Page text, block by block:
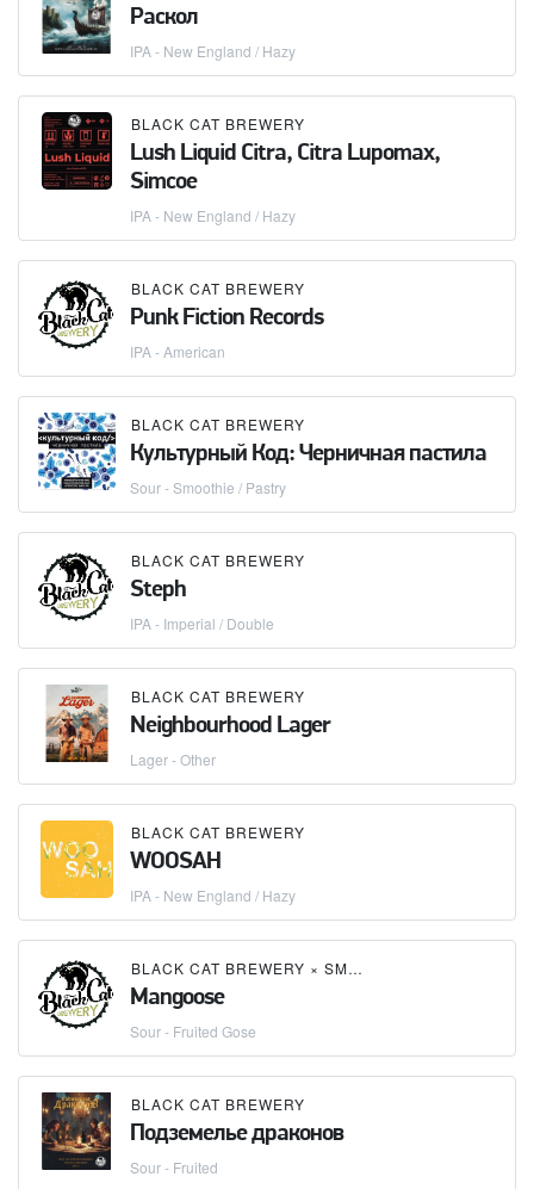
Раскол
IPA - New England / Hazy
BLACK CAT BREWERY
Lush Liquid Citra, Citra Lupomax,
Simcoe
IPA - New England / Hazy
BLACK CAT BREWERY
Punk Fiction Records
IPA - American
BLACK CAT BREWERY
Культурный Код: Черничная пастила
Sour - Smoothie / Pastry
BLACK CAT BREWERY
Steph
IPA - Imperial / Double
BLACK CAT BREWERY
Neighbourhood Lager
Lager - Other
BLACK CAT BREWERY
WOOSAH
IPA - New England / Hazy
BLACK CAT BREWERY × SMARTBREW
Mangoose
Sour - Fruited Gose
BLACK CAT BREWERY
Подземелье драконов
Sour - Fruited